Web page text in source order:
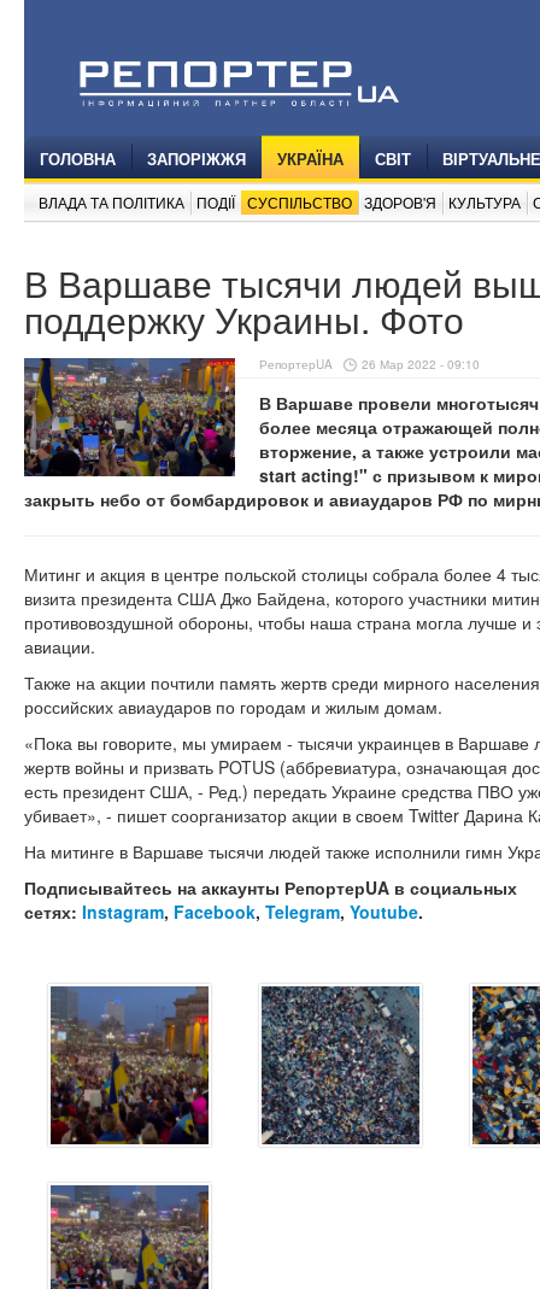
ГОЛОВНА ЗАПОРІЖЖЯ УКРАЇНА СВІТ
ВЛАДА ТА ПОЛІТИКА ПОДІЇ СУСПІЛЬСТВО ЗДОРОВ'Я КУЛЬТУРА
В Варшаве тысячи людей
поддержку Украины. Фото
РепортерUA 26 Мар 2022 - 09:10
В Варшаве провели
более месяца отражающей
вторжение, а также устроили
start acting!" с призывом к
закрыть небо от бомбардировок и авиаударов РФ по
Митинг и акция в центре польской столицы собрала более 4
визита президента США Джо Байдена, которого участники
противовоздушной обороны, чтобы наша страна могла лучше
авиации.
Также на акции почтили память жертв среди мирного
российских авиаударов по городам и жилым домам.
«Пока вы говорите, мы умираем - тысячи украинцев в Варшаве
жертв войны и призвать POTUS (аббревиатура, означающая
есть президент США, - Ред.) передать Украине средства ПВО
убивает», - пишет соорганизатор акции в своем Twitter Дарина
На митинге в Варшаве тысячи людей также исполнили гимн
Подписывайтесь на аккаунты РепортерUA в социальных
сетях: Instagram, Facebook, Telegram, Youtube.